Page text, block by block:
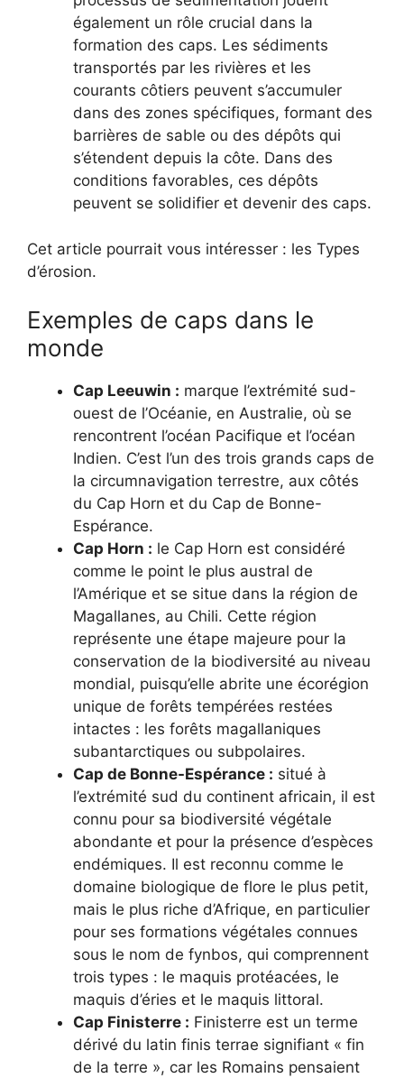
également un rôle crucial dans la
formation des caps. Les sédiments
transportés par les rivières et les
courants côtiers peuvent s’accumuler
dans des zones spécifiques, formant des
barrières de sable ou des dépôts qui
s’étendent depuis la côte. Dans des
conditions favorables, ces dépôts
peuvent se solidifier et devenir des caps.
Cet article pourrait vous intéresser : les Types
d’érosion.
Exemples de caps dans le
monde
Cap Leeuwin : marque l’extrémité sud-
ouest de l’Océanie, en Australie, où se
rencontrent l’océan Pacifique et l’océan
Indien. C’est l’un des trois grands caps de
la circumnavigation terrestre, aux côtés
du Cap Horn et du Cap de Bonne-
Espérance.
Cap Horn : le Cap Horn est considéré
comme le point le plus austral de
l’Amérique et se situe dans la région de
Magallanes, au Chili. Cette région
représente une étape majeure pour la
conservation de la biodiversité au niveau
mondial, puisqu’elle abrite une écorégion
unique de forêts tempérées restées
intactes : les forêts magallaniques
subantarctiques ou subpolaires.
Cap de Bonne-Espérance : situé à
l’extrémité sud du continent africain, il est
connu pour sa biodiversité végétale
abondante et pour la présence d’espèces
endémiques. Il est reconnu comme le
domaine biologique de flore le plus petit,
mais le plus riche d’Afrique, en particulier
pour ses formations végétales connues
sous le nom de fynbos, qui comprennent
trois types : le maquis protéacées, le
maquis d’éries et le maquis littoral.
Cap Finisterre : Finisterre est un terme
dérivé du latin finis terrae signifiant « fin
de la terre », car les Romains pensaient